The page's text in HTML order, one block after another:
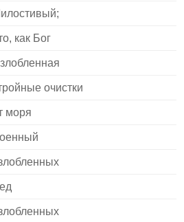
как Бог
очистки
моря